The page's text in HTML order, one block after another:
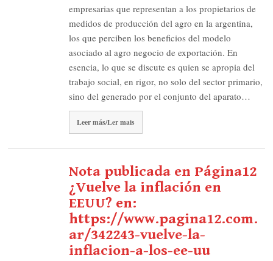
empresarias que representan a los propietarios de
medidos de producción del agro en la argentina,
los que perciben los beneficios del modelo
asociado al agro negocio de exportación. En
esencia, lo que se discute es quien se apropia del
trabajo social, en rigor, no solo del sector primario,
sino del generado por el conjunto del aparato…
Leer más/Ler mais
Nota publicada en Página12
¿Vuelve la inflación en
EEUU? en:
https://www.pagina12.com.
ar/342243-vuelve-la-
inflacion-a-los-ee-uu